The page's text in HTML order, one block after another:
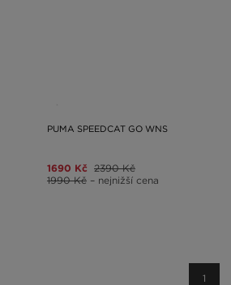
PUMA SPEEDCAT GO WNS
1690 Kč 2390 Kč
1990 Kč – nejnižší cena
1